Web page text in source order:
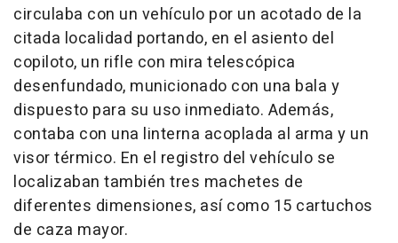
circulaba con un vehículo por un acotado de la
citada localidad portando, en el asiento del
copiloto, un rifle con mira telescópica
desenfundado, municionado con una bala y
dispuesto para su uso inmediato. Además,
contaba con una linterna acoplada al arma y un
visor térmico. En el registro del vehículo se
localizaban también tres machetes de
diferentes dimensiones, así como 15 cartuchos
de caza mayor.